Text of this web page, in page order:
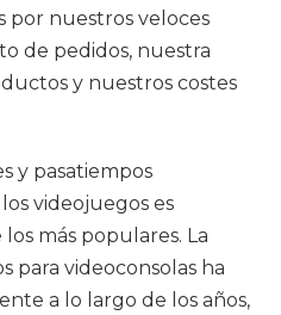
por nuestros veloces
de pedidos, nuestra
y nuestros costes
y pasatiempos
videojuegos es
más populares. La
para videoconsolas ha
a lo largo de los años,